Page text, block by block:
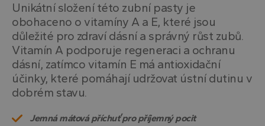
Unikátní složení této zubní pasty je
obohaceno o vitamíny A a E, které jsou
důležité pro zdraví dásní a správný růst zubů.
Vitamín A podporuje regeneraci a ochranu
dásní, zatímco vitamín E má antioxidační
účinky, které pomáhají udržovat ústní dutinu v
dobrém stavu.
Jemná mátová příchuť pro příjemný pocit